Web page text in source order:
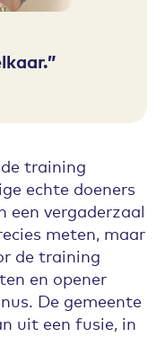
de training
echte doeners
een vergaderzaal
meten, maar
de training
en opener
De gemeente
uit een fusie, in